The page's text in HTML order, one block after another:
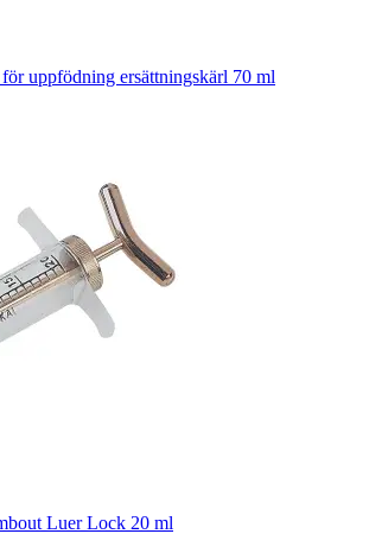
för uppfödning ersättningskärl 70 ml
Luer Lock 20 ml